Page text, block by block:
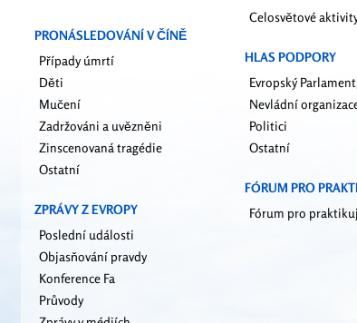
PRONÁSLEDOVÁNÍ V ČÍNĚ
Případy úmrtí
Děti
Mučení
Zadržováni a uvězněni
Zinscenovaná tragédie
Ostatní
ZPRÁVY Z EVROPY
Poslední události
Objasňování pravdy
Konference Fa
Průvody
Celosvětové
HLAS PODPORY
Evropský
Nevládní
Politici
Ostatní
FÓRUM PRO
Fórum pro